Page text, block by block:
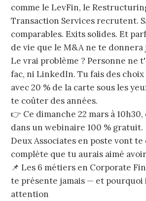
comme le LevFin, le
Transaction Services recrutent.
comparables. Exits solides. Et
de vie que le M&A ne te donnera
Le vrai problème ? Personne ne
fac, ni LinkedIn. Tu fais des
avec 20 % de la carte sous les
te coûter des années.
👉 Ce dimanche 22 mars à
dans un webinaire 100 % gratuit.
Deux Associates en poste vont
complète que tu aurais aimé
📌 Les 6 métiers en Corporate
te présente jamais — et
attention